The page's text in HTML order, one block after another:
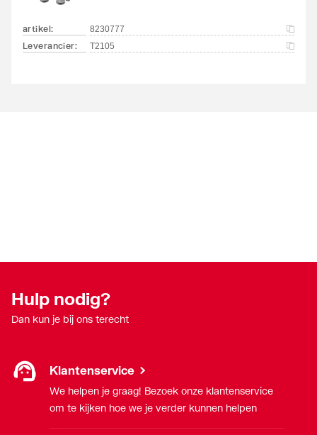
artikel: 8230777
Leverancier: T2105
Hulp nodig?
Dan kun je bij ons terecht
Klantenservice
We helpen je graag! Bezoek onze klantenservice
om te kijken hoe we je verder kunnen helpen